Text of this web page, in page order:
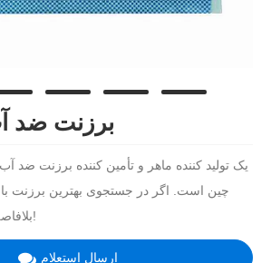
برزنت ضد
چین است. اگر در جستجوی بهترین برزنت
بلافاصله با ما در تماس باشید!
ارسال استعلام